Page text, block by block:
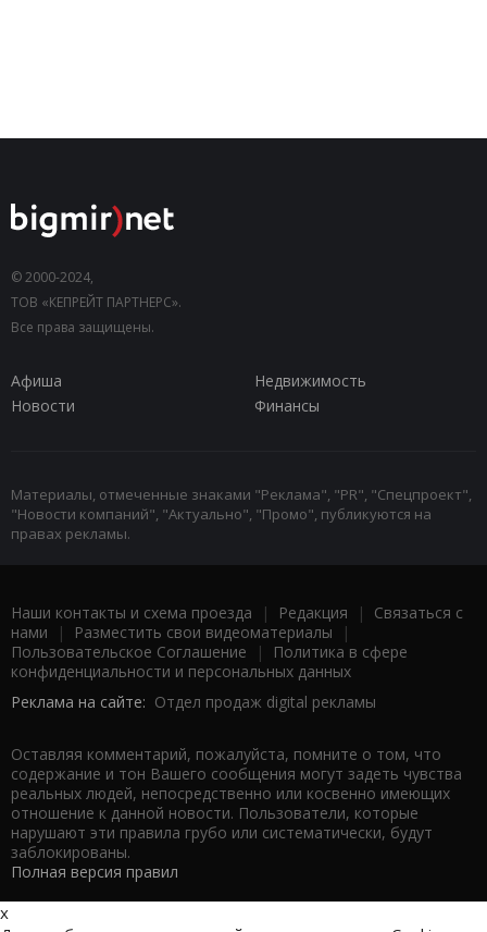
© 2000-2024,
ТОВ «КЕПРЕЙТ ПАРТНЕРС».
Все права защищены.
Афиша
Недвижимость
Новости
Финансы
Материалы, отмеченные знаками "Реклама", "PR", "Спецпроект",
"Новости компаний", "Актуально", "Промо", публикуются на
правах рекламы.
Наши контакты и схема проезда | Редакция | Связаться с
нами | Разместить свои видеоматериалы |
Пользовательское Соглашение |
Политика в сфере
конфиденциальности и персональных данных
Реклама на сайте: Отдел продаж digital рекламы
Оставляя комментарий, пожалуйста, помните о том, что
содержание и тон Вашего сообщения могут задеть чувства
реальных людей, непосредственно или косвенно имеющих
отношение к данной новости. Пользователи, которые
нарушают эти правила грубо или систематически, будут
заблокированы.
Полная версия правил
x